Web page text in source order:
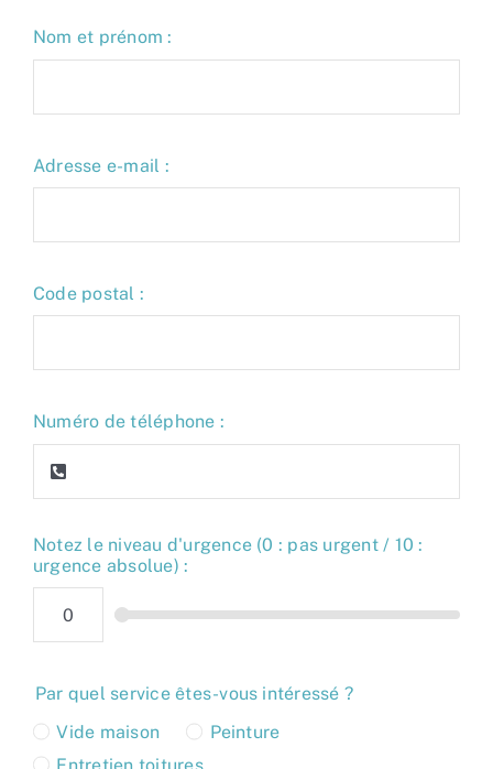
Nom et prénom :
Adresse e-mail :
Code postal :
Numéro de téléphone :
Notez le niveau d'urgence (0 : pas urgent / 10 :
urgence absolue) :
Par quel service êtes-vous intéressé ?
Vide maison
Peinture
Entretien toitures